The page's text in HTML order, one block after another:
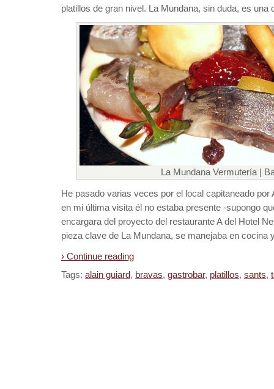
platillos de gran nivel. La Mundana, sin duda, es una
La Mundana Vermutería |
He pasado varias veces por el local capitaneado por
en mi última visita él no estaba presente -supongo
encargara del proyecto del restaurante A del Hotel
pieza clave de La Mundana, se manejaba en cocina
› Continue reading
Tags: alain guiard, bravas, gastrobar, platillos, sants,